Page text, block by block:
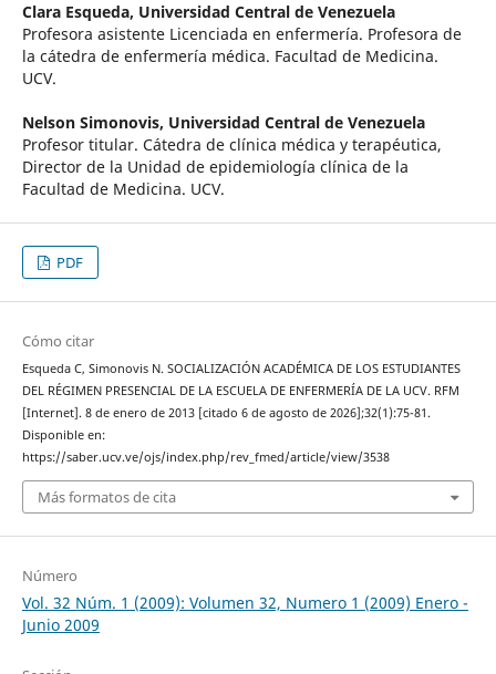
Clara Esqueda, Universidad Central de Venezuela
Profesora asistente Licenciada en enfermería. Profesora de
la cátedra de enfermería médica. Facultad de Medicina.
UCV.
Nelson Simonovis, Universidad Central de Venezuela
Profesor titular. Cátedra de clínica médica y terapéutica,
Director de la Unidad de epidemiología clínica de la
Facultad de Medicina. UCV.
PDF
Cómo citar
Esqueda C, Simonovis N. SOCIALIZACIÓN ACADÉMICA DE LOS ESTUDIANTES
DEL RÉGIMEN PRESENCIAL DE LA ESCUELA DE ENFERMERÍA DE LA UCV. RFM
[Internet]. 8 de enero de 2013 [citado 6 de agosto de 2026];32(1):75-81.
Disponible en:
https://saber.ucv.ve/ojs/index.php/rev_fmed/article/view/3538
Más formatos de cita
Número
Vol. 32 Núm. 1 (2009): Volumen 32, Numero 1 (2009) Enero -
Junio 2009